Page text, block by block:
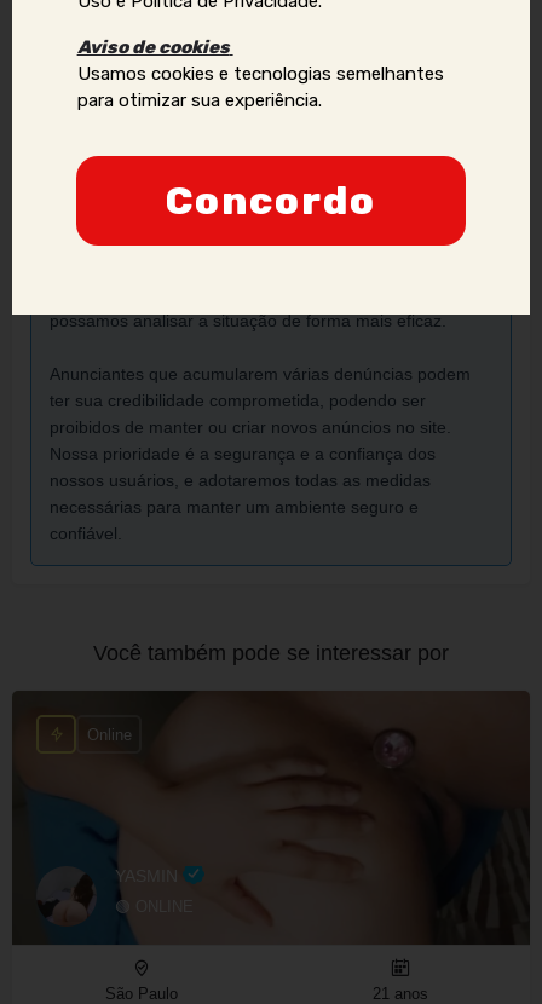
Aviso Importante:
ou quiser reportar violações de direitos autorais, uso
indevido de imagens ou dados pessoais (como telefone,
e-mail, nomes, endereços, etc.), envie um e-mail para:
contato@acompanhantesvirtual.com.br
possamos analisar a situação de forma mais eficaz.
Anunciantes que acumularem várias denúncias podem
ter sua credibilidade comprometida, podendo ser
proibidos de manter ou criar novos anúncios no site.
Nossa prioridade é a segurança e a confiança dos
nossos usuários, e adotaremos todas as medidas
necessárias para manter um ambiente seguro e
confiável.
Você também pode se interessar por
YASMIN
🟢 ONLINE
Online
São Paulo 21 anos
Aviso de cookies
Usamos cookies e tecnologias semelhantes
para otimizar sua experiência.
Concordo